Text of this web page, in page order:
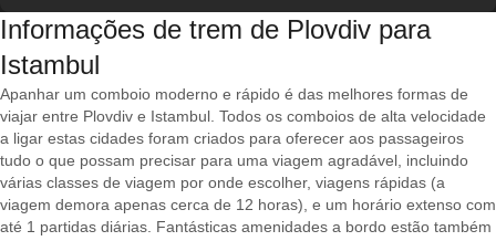
Informações de trem de Plovdiv para
Istambul
Apanhar um comboio moderno e rápido é das melhores formas de
viajar entre Plovdiv e Istambul. Todos os comboios de alta velocidade
a ligar estas cidades foram criados para oferecer aos passageiros
tudo o que possam precisar para uma viagem agradável, incluindo
várias classes de viagem por onde escolher, viagens rápidas (a
viagem demora apenas cerca de 12 horas), e um horário extenso com
até 1 partidas diárias. Fantásticas amenidades a bordo estão também